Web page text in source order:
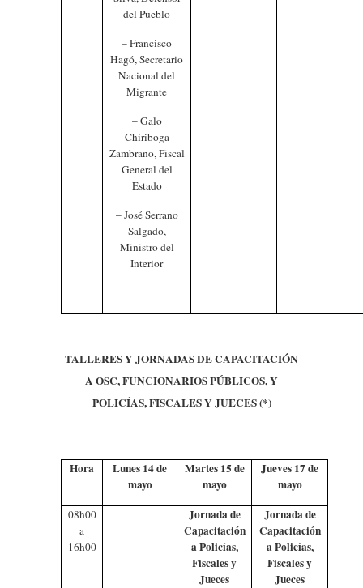
del Pueblo
– Francisco
Hagó, Secretario
Nacional del
Migrante
– Galo
Chiriboga
Zambrano, Fiscal
General del
Estado
– José Serrano
Salgado,
Ministro del
Interior
TALLERES Y JORNADAS DE CAPACITACIÓN
A OSC, FUNCIONARIOS PÚBLICOS, Y
POLICÍAS, FISCALES Y JUECES (*)
Hora
Lunes 14 de
mayo
Martes 15 de
mayo
Jueves 17 de
mayo
08h00
a
16h00
Jornada de
Capacitación
a Policías,
Fiscales y
Jueces
Jornada de
Capacitación
a Policías,
Fiscales y
Jueces